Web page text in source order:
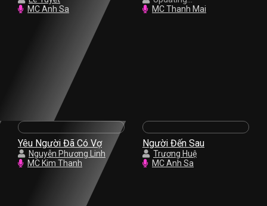
MC Anh Sa
MC Thanh Mai
Yêu Người Đã Có Vợ
Nguyễn Phương Linh
MC Kim Thanh
Người Đến Sau
Trương Huệ
MC Anh Sa